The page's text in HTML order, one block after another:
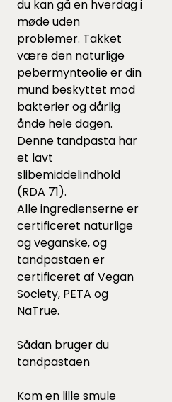
du kan gå en hverdag i
møde uden
problemer. Takket
være den naturlige
pebermynteolie er din
mund beskyttet mod
bakterier og dårlig
ånde hele dagen.
Denne tandpasta har
et lavt
slibemiddelindhold
(RDA 71).
Alle ingredienserne er
certificeret naturlige
og veganske, og
tandpastaen er
certificeret af Vegan
Society, PETA og
NaTrue.
Sådan bruger du
tandpastaen
Kom en lille smule